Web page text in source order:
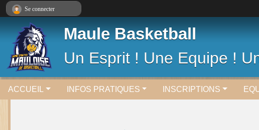
Maule Basketball
Un Esprit ! Une Equipe !
ACCUEIL INFOS PRATIQUES INSCRIPTIONS
Se connecter
Panneau de gestion des cookies